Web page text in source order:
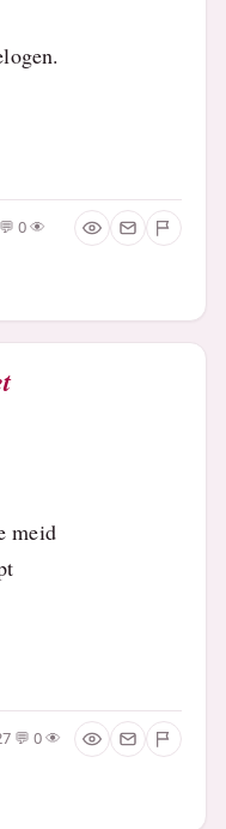
0
meid
0